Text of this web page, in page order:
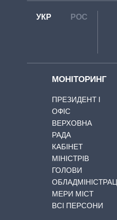
УКР РОС
МОНІТОРИНГ
ПРЕЗИДЕНТ І
ОФІС
ВЕРХОВНА
РАДА
КАБІНЕТ
МІНІСТРІВ
ГОЛОВИ
МЕРИ МІСТ
ВСІ ПЕРСОНИ